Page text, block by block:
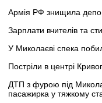
Армія РФ знищила депо
Зарплати вчителів та
У Миколаєві спека
Постріли в центрі
ДТП з фурою під
пасажирка у тяжкому